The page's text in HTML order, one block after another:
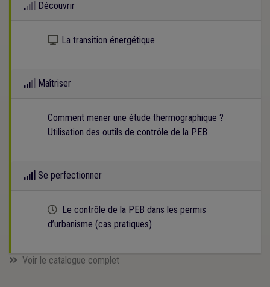
Découvrir
Kit numérique gratuit
La transition énergétique
Maîtriser
Comment mener une étude thermographique ?
Utilisation des outils de contrôle de la PEB
Se perfectionner
Cette formation est programmée
Le contrôle de la PEB dans les permis
d’urbanisme (cas pratiques)
Voir le catalogue complet